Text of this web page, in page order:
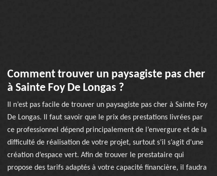
Comment trouver un paysagiste pas cher
à Sainte Foy De Longas ?
Il n’est pas facile de trouver un paysagiste pas cher à Sainte Foy
De Longas. Il faut savoir que le prix des prestations livrées par
ce professionnel dépend principalement de l’envergure et de la
difficulté de réalisation de votre projet, surtout s’il s’agit d’une
création d’espace vert. Afin de trouver le prestataire qui
propose des tarifs adaptés à votre capacité financière, il faudra